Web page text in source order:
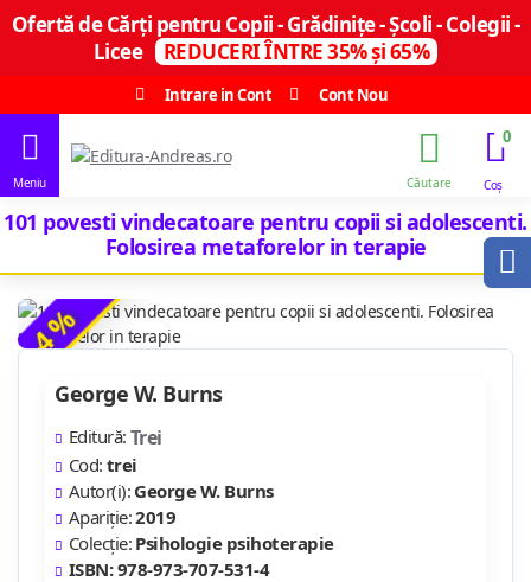
Ofertă de Cărți pentru Copii - Grădinițe - Școli - Colegii -
Licee
REDUCERI ÎNTRE 35% și 65%
Intrare in Cont
Cont Nou
0
101 povesti vindecatoare pentru copii si adolescenti.
Folosirea metaforelor in terapie
-4 %
George W. Burns
Editură: Trei
Cod: trei
Autor(i): George W. Burns
Apariție:2019
Colecție: Psihologie psihoterapie
ISBN: 978-973-707-531-4